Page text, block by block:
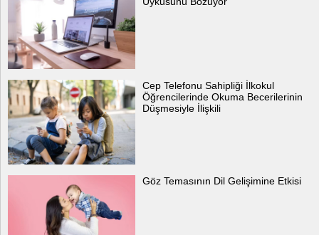
Cep Telefonu Sahipliği İlkokul
Öğrencilerinde Okuma Becerilerinin
Düşmesiyle İlişkili
Göz Temasının Dil Gelişimine Etkisi